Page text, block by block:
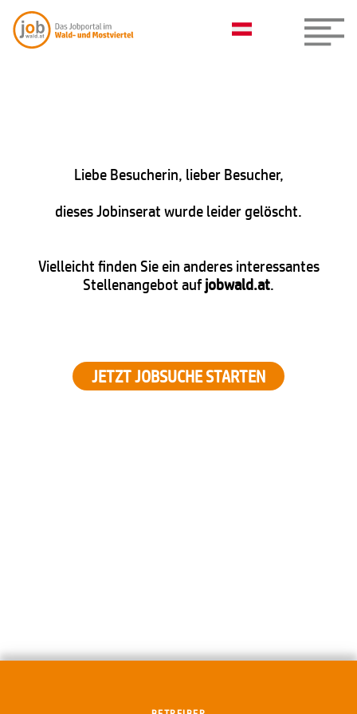
Liebe Besucherin, lieber Besucher,
dieses Jobinserat wurde leider gelöscht.
Vielleicht finden Sie ein anderes interessantes
Stellenangebot aufjobwald.at.
JETZT JOBSUCHE STARTEN